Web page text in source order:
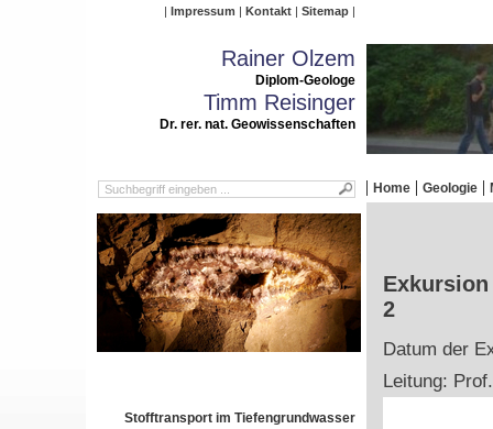
Impressum Kontakt Sitemap
Rainer Olzem
Diplom-Geologe
Timm Reisinger
Dr. rer. nat. Geowissenschaften
Home Geologie
Stofftransport im Tiefengrundwasser
Exkursion
2
Datum der
Leitung: